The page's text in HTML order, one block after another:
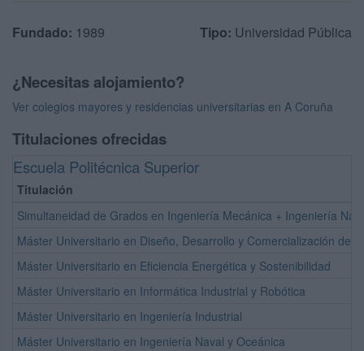
Fundado: 1989 Tipo: Universidad Pública
¿Necesitas alojamiento?
Ver colegios mayores y residencias universitarias en A Coruña
Titulaciones ofrecidas
Escuela Politécnica Superior
Titulación
Simultaneidad de Grados en Ingeniería Mecánica + Ingeniería
Máster Universitario en Diseño, Desarrollo y Comercialización de
Máster Universitario en Eficiencia Energética y Sostenibilidad
Máster Universitario en Informática Industrial y Robótica
Máster Universitario en Ingeniería Industrial
Máster Universitario en Ingeniería Naval y Oceánica